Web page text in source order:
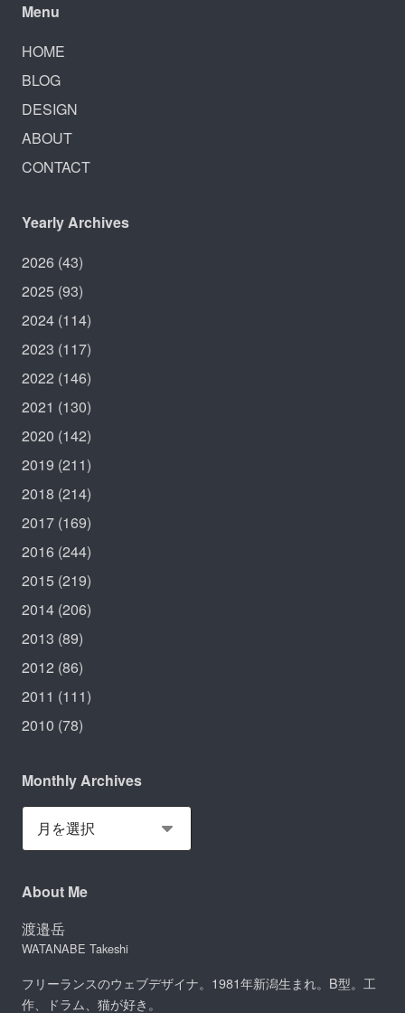
Menu
HOME
BLOG
DESIGN
ABOUT
CONTACT
Yearly Archives
2026 (43)
2025 (93)
2024 (114)
2023 (117)
2022 (146)
2021 (130)
2020 (142)
2019 (211)
2018 (214)
2017 (169)
2016 (244)
2015 (219)
2014 (206)
2013 (89)
2012 (86)
2011 (111)
2010 (78)
Monthly Archives
About Me
渡邉岳
WATANABE Takeshi
フリーランスのウェブデザイナ。1981年新潟生まれ。B型。工
作、ドラム、猫が好き。